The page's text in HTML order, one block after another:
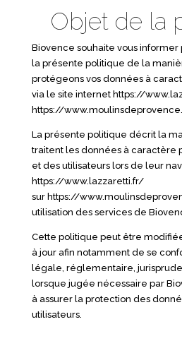
Objet de la
Biovence souhaite vous informer
la présente politique de la
protégeons vos données à
via le site internet https://
https://
La présente politique décrit la
traitent les données à caractère
et des utilisateurs lors de leur
https://www.lazzaretti.fr/
sur https://
utilisation des services de
Cette politique peut être
à jour afin notamment de se
légale, réglementaire,
lorsque jugée nécessaire par
à assurer la protection des
utilisateurs.